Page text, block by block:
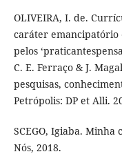
OLIVEIRA, I. de.
caráter emancipatório
pelos
C. E. Ferraço & J.
pesquisas,
Petrópolis: DP et Alli.
SCEGO, Igiaba. Minha
Nós, 2018.